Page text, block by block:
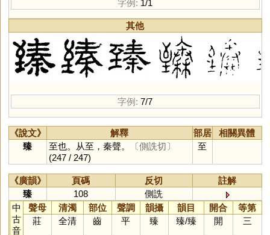
字例: 1/1
其他
字例: 7/7
《說文》 解釋 部居
相關異體
臻
至也。从至，秦聲。
〔側詵切〕
(247 / 247)
至
《廣韻》 頁碼 反切
註解
臻
108
側詵
中
古
音
聲母 清濁 部位 聲調 韻攝 韻目 開合
等第
莊
全清 齒 平 臻 臻/臻 開 三